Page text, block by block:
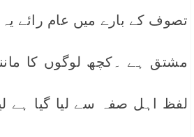
تصوف کے بارے میں عام رائے
مشتق ہے ۔کچھ لوگوں کا
لفظ اہل صفہ سے لیا گیا ہے